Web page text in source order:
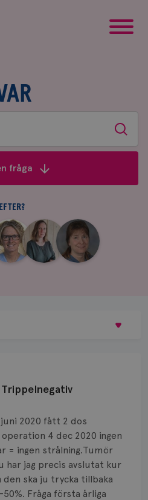
Sök
fråga
|
Maria
Edegran
|
Yvette
Andersson
2020 fått 2 dos
4 dec 2020 ingen
= ingen strålning.Tumör
har jag precis avslutat kur
den ska ju trycka tillbaka
Fråga första årliga